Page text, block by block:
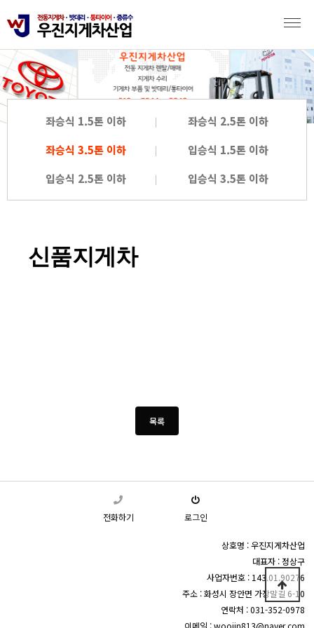
좌승식 1.5톤 이하
좌승식 2.5톤 이하
좌승식 3.5톤 이하
입승식 1.5톤 이하
입승식 2.5톤 이하
입승식 3.5톤 이하
신품지게차
전화하기 로그인
상호명 : 우진지게차산업
대표자 : 정상구
사업자번호 : 143.01.90276
주소 : 화성시 장안면 가장말길 6-10
연락처 : 031-352-0978
이메일 : woojin813@naver.com